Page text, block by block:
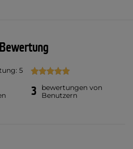
Bewertung
5
3
bewertungen von
Benutzern